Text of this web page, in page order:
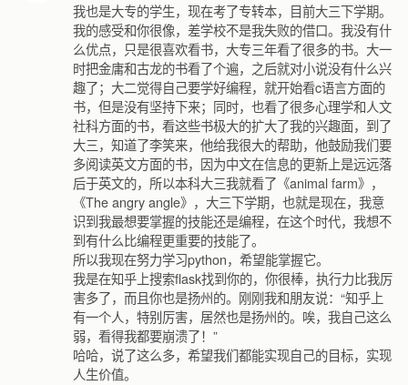
我也是大专的学生，现在考了专转本，目前大三下学期。
我的感受和你很像，差学校不是我失败的借口。我没有什
么优点，只是很喜欢看书，大专三年看了很多的书。大一
时把金庸和古龙的书看了个遍，之后就对小说没有什么兴
趣了；大二觉得自己要学好编程，就开始看c语言方面的
书，但是没有坚持下来；同时，也看了很多心理学和人文
社科方面的书，看这些书极大的扩大了我的兴趣面，到了
大三，知道了李笑来，他给我很大的帮助，他鼓励我们要
多阅读英文方面的书，因为中文在信息的更新上是远远落
后于英文的，所以本科大三我就看了《animal farm》，
《The angry angle》，大三下学期，也就是现在，我意
识到我最想要掌握的技能还是编程，在这个时代，我想不
到有什么比编程更重要的技能了。
所以我现在努力学习python，希望能掌握它。
我是在知乎上搜索flask找到你的，你很棒，执行力比我厉
害多了，而且你也是扬州的。刚刚我和朋友说：“知乎上
有一个人，特别厉害，居然也是扬州的。唉，我自己这么
弱，看得我都要崩溃了！”
哈哈，说了这么多，希望我们都能实现自己的目标，实现
人生价值。